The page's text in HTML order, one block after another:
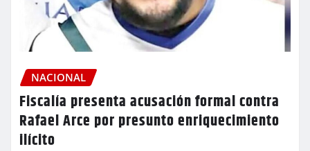
NACIONAL
Fiscalía presenta acusación formal contra
Rafael Arce por presunto enriquecimiento
ilícito